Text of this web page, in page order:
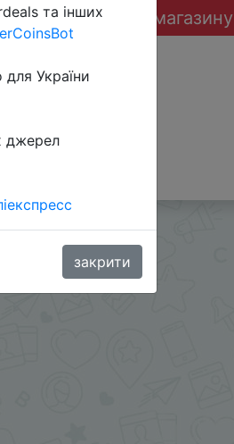
Перейти до магазину
та інших
України
джерел
закрити